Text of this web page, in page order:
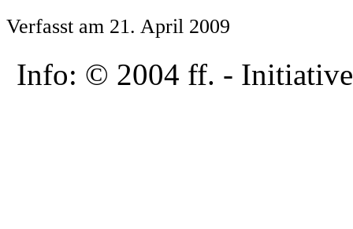
Verfasst am 21. April 2009
Info: © 2004 ff. -